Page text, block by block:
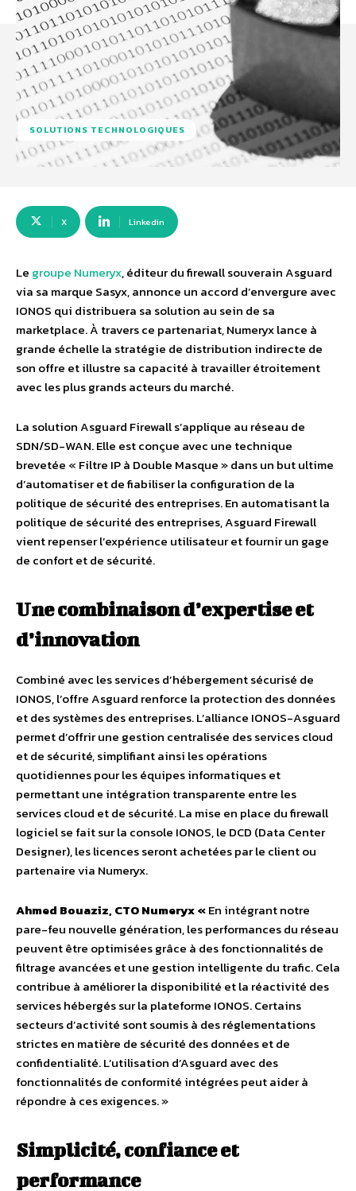
SOLUTIONS TECHNOLOGIQUES
X Linkedin
Le groupe Numeryx, éditeur du firewall souverain Asguard
via sa marque Sasyx, annonce un accord d’envergure avec
IONOS qui distribuera sa solution au sein de sa
marketplace. À travers ce partenariat, Numeryx lance à
grande échelle la stratégie de distribution indirecte de
son offre et illustre sa capacité à travailler étroitement
avec les plus grands acteurs du marché.
La solution Asguard Firewall s’applique au réseau de
SDN/SD-WAN. Elle est conçue avec une technique
brevetée « Filtre IP à Double Masque » dans un but ultime
d’automatiser et de fiabiliser la configuration de la
politique de sécurité des entreprises. En automatisant la
politique de sécurité des entreprises, Asguard Firewall
vient repenser l’expérience utilisateur et fournir un gage
de confort et de sécurité.
Une combinaison d’expertise et
d’innovation
Combiné avec les services d’hébergement sécurisé de
IONOS, l’offre Asguard renforce la protection des données
et des systèmes des entreprises. L’alliance IONOS-Asguard
permet d’offrir une gestion centralisée des services cloud
et de sécurité, simplifiant ainsi les opérations
quotidiennes pour les équipes informatiques et
permettant une intégration transparente entre les
services cloud et de sécurité. La mise en place du firewall
logiciel se fait sur la console IONOS, le DCD (Data Center
Designer), les licences seront achetées par le client ou
partenaire via Numeryx.
Ahmed Bouaziz, CTO Numeryx «En intégrant notre
pare-feu nouvelle génération, les performances du réseau
peuvent être optimisées grâce à des fonctionnalités de
filtrage avancées et une gestion intelligente du trafic. Cela
contribue à améliorer la disponibilité et la réactivité des
services hébergés sur la plateforme IONOS. Certains
secteurs d’activité sont soumis à des réglementations
strictes en matière de sécurité des données et de
confidentialité. L’utilisation d’Asguard avec des
fonctionnalités de conformité intégrées peut aider à
répondre à ces exigences. »
Simplicité, confiance et
performance